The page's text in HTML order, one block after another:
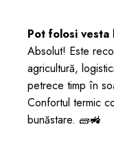
Pot folosi vesta
Absolut! Este
agricultură,
petrece timp în
Confortul termic
bunăstare. 🧱🚜